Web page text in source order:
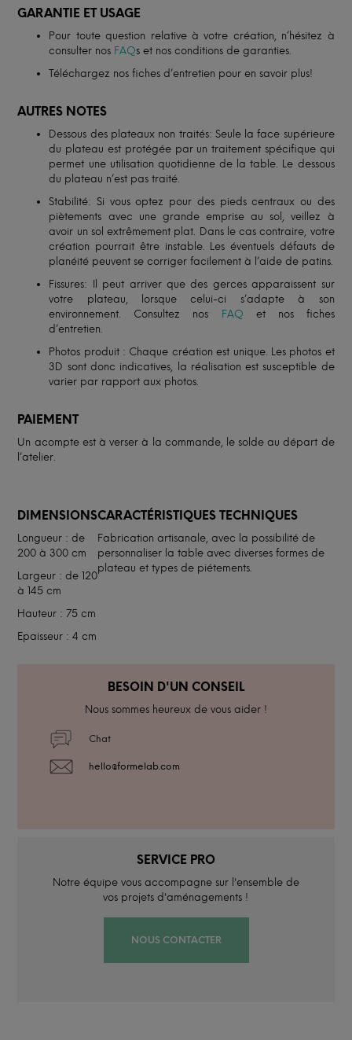
GARANTIE ET USAGE
Pour toute question relative à votre création, n’hésitez à
consulter nos FAQs et nos conditions de garanties.
Téléchargez nos fiches d’entretien pour en savoir plus!
AUTRES NOTES
Dessous des plateaux non traités: Seule la face supérieure
du plateau est protégée par un traitement spécifique qui
permet une utilisation quotidienne de la table. Le dessous
du plateau n’est pas traité.
Stabilité: Si vous optez pour des pieds centraux ou des
piètements avec une grande emprise au sol, veillez à
avoir un sol extrêmement plat. Dans le cas contraire, votre
création pourrait être instable. Les éventuels défauts de
planéité peuvent se corriger facilement à l’aide de patins.
Fissures: Il peut arriver que des gerces apparaissent sur
votre plateau, lorsque celui-ci s’adapte à son
environnement. Consultez nos FAQ et nos fiches
d’entretien.
Photos produit : Chaque création est unique. Les photos et
3D sont donc indicatives, la réalisation est susceptible de
varier par rapport aux photos.
PAIEMENT
Un acompte est à verser à la commande, le solde au départ de
l’atelier.
DIMENSIONS
Longueur : de
200 à 300 cm
Largeur : de 120
à 145 cm
Hauteur : 75 cm
Epaisseur : 4 cm
CARACTÉRISTIQUES TECHNIQUES
Fabrication artisanale, avec la possibilité de
personnaliser la table avec diverses formes de
plateau et types de piétements.
BESOIN D'UN CONSEIL
Nous sommes heureux de vous aider !
Chat
hello@formelab.com
SERVICE PRO
Notre équipe vous accompagne sur l'ensemble de
vos projets d'aménagements !
NOUS CONTACTER